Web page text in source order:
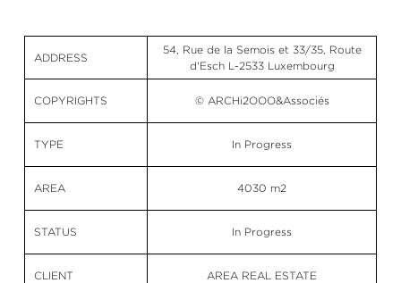
ADDRESS
COPYRIGHTS
54, Rue de la Semois et 33/35, Route
d'Esch L-2533 Luxembourg
© ARCHi2OOO&Associés
TYPE In Progress
AREA 4030 m2
STATUS In Progress
CLIENT AREA REAL ESTATE